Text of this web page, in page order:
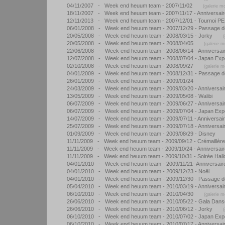
04/11/2007 - Week end heuum team - 2007/11/02 (galerie
18/11/2007 - Week end heuum team - 2007/11/17 -
12/11/2013 - Week end heuum team - 2007/12/01 - Tournoi
06/01/2008 - Week end heuum team - 2007/12/29 - Passage
20/05/2008 - Week end heuum team - 2008/03/15 - Jorky
20/05/2008 - Week end heuum team - 2008/04/05 (galerie
22/06/2008 - Week end heuum team - 2008/06/14 -
12/07/2008 - Week end heuum team - 2008/07/04 - Japan
02/10/2008 - Week end heuum team - 2008/09/27
(galerie
04/01/2009 - Week end heuum team - 2008/12/31 - Passage
26/01/2009 - Week end heuum team - 2009/01/24
24/03/2009 - Week end heuum team - 2009/03/20 -
13/05/2009 - Week end heuum team - 2009/05/08 - Walibi
06/07/2009 - Week end heuum team - 2009/06/27 -
06/07/2009 - Week end heuum team - 2009/07/04 - Japan
14/07/2009 - Week end heuum team - 2009/07/11 -
25/07/2009 - Week end heuum team - 2009/07/18 -
01/09/2009 - Week end heuum team - 2009/08/29 - Disney
11/11/2009 - Week end heuum team - 2009/09/12 -
11/11/2009 - Week end heuum team - 2009/10/24 -
11/11/2009 - Week end heuum team - 2009/10/31 - Soirée
04/01/2010 - Week end heuum team - 2009/11/21-
04/01/2010 - Week end heuum team - 2009/12/23 - Noël
04/01/2010 - Week end heuum team - 2009/12/30 - Passage
05/04/2010 - Week end heuum team - 2010/03/19 -
06/10/2010 - Week end heuum team - 2010/04/30
(galerie
26/06/2010 - Week end heuum team - 2010/05/22 - Gala
26/06/2010 - Week end heuum team - 2010/06/12 - Jorky
06/10/2010 - Week end heuum team - 2010/07/02 - Japan